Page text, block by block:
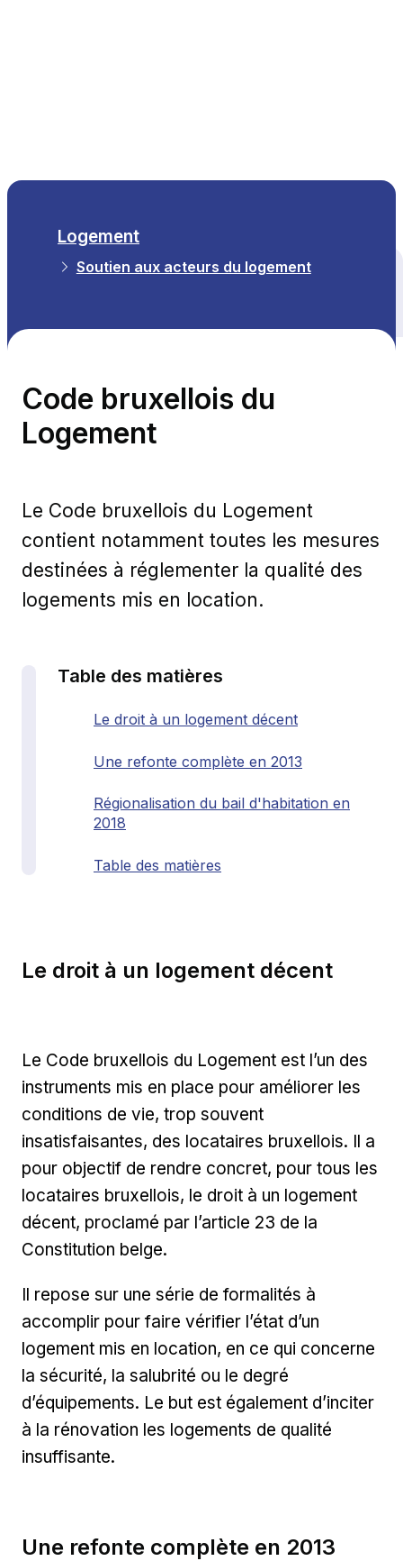
Logement
Soutien aux acteurs du logement
Code bruxellois du
Logement
Le Code bruxellois du Logement
contient notamment toutes les mesures
destinées à réglementer la qualité des
logements mis en location.
Table des matières
Le droit à un logement décent
Une refonte complète en 2013
Régionalisation du bail d'habitation en
2018
Table des matières
Le droit à un logement décent
Le Code bruxellois du Logement est l’un des
instruments mis en place pour améliorer les
conditions de vie, trop souvent
insatisfaisantes, des locataires bruxellois. Il a
pour objectif de rendre concret, pour tous les
locataires bruxellois, le droit à un logement
décent, proclamé par l’article 23 de la
Constitution belge.
Il repose sur une série de formalités à
accomplir pour faire vérifier l’état d’un
logement mis en location, en ce qui concerne
la sécurité, la salubrité ou le degré
d’équipements. Le but est également d’inciter
à la rénovation les logements de qualité
insuffisante.
Une refonte complète en 2013